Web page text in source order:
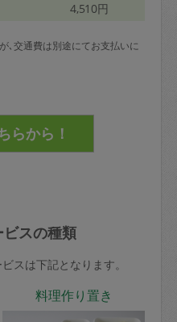
4,510円
､交通費は別途にてお支払いに
スの種類
スは下記となります。
料理作り置き